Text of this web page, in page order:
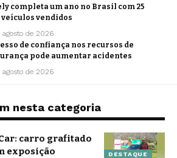
completa um ano no Brasil com 25
vendidos
agosto de 2026
de confiança nos recursos de
pode aumentar acidentes
agosto de 2026
nesta categoria
DESTAQUE
carro grafitado
exposição